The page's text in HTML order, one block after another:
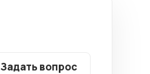
Задать вопрос